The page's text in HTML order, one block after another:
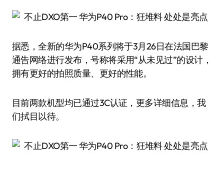
据悉，全新的华为P40系列将于3月26日在法国巴黎
通告网络进行发布，号称将采用“从未见过”的设计，
拥有更好的拍照质量、更好的性能。
目前两款机型均已通过3C认证，更多详细信息，我
们拭目以待。